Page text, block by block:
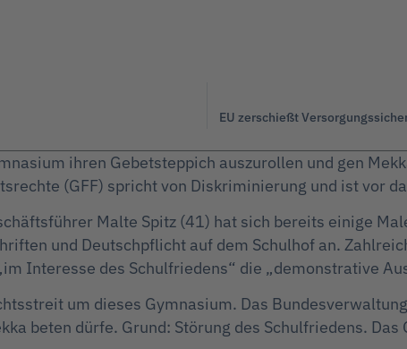
EU zerschießt
ihren Gebetsteppich auszurollen und gen
(GFF) spricht von Diskriminierung und ist vor
Malte Spitz (41) hat sich bereits einige
und Deutschpflicht auf dem Schulhof an.
Interesse des Schulfriedens“ die „demonstrative
um dieses Gymnasium. Das
beten dürfe. Grund: Störung des Schulfriedens.